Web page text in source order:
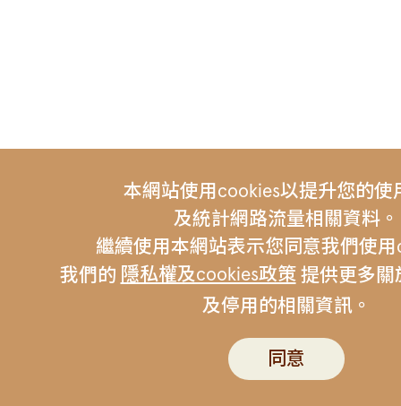
友站連結 | 伯朗咖啡 金車集
伯朗行動APP 隱私權政策
本網站使用cookies以提升您的使
及統計網路流量相關資料。
繼續使用本網站表示您同意我們使
我們的 隱私權及cookies政策 提供更多關
及停用的相關資訊。
同意